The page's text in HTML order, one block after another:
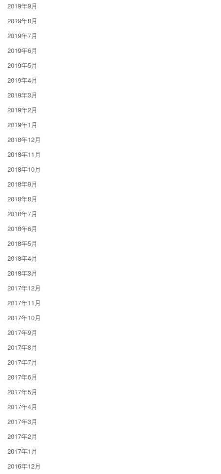
2019年9月
2019年8月
2019年7月
2019年6月
2019年5月
2019年4月
2019年3月
2019年2月
2019年1月
2018年12月
2018年11月
2018年10月
2018年9月
2018年8月
2018年7月
2018年6月
2018年5月
2018年4月
2018年3月
2017年12月
2017年11月
2017年10月
2017年9月
2017年8月
2017年7月
2017年6月
2017年5月
2017年4月
2017年3月
2017年2月
2017年1月
2016年12月